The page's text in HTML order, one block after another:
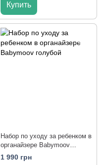
Купить
Набор по уходу за ребенком в
органайзере Babymoov
голубой
1 990 грн